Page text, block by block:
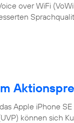
over WiFi
Apple iPhone
können sich